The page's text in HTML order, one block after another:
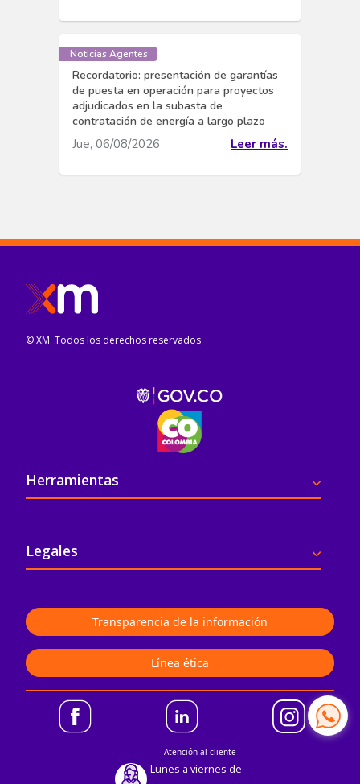
Atención al cliente
Lunes a viernes de
Noticias Agentes
Recordatorio: presentación de garantías
de puesta en operación para proyectos
adjudicados en la subasta de
contratación de energía a largo plazo
Jue, 06/08/2026 Leer más.
© XM. Todos los derechos reservados
Pie de página
Herramientas
Legales
Transparencia de la información
Línea ética